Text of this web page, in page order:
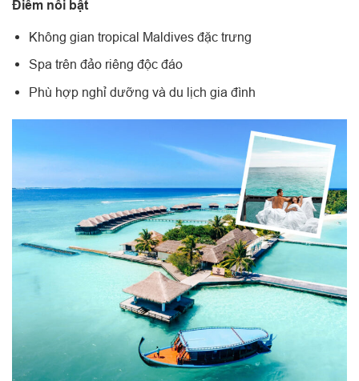
Điểm nổi bật
Không gian tropical Maldives đặc trưng
Spa trên đảo riêng độc đáo
Phù hợp nghỉ dưỡng và du lịch gia đình